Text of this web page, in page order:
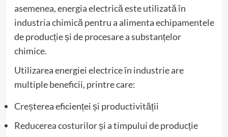
asemenea, energia electrică este utilizată în
industria chimică pentru a alimenta echipamentele
de producție și de procesare a substanțelor
chimice.
Utilizarea energiei electrice în industrie are
multiple beneficii, printre care:
Creșterea eficienței și productivității
Reducerea costurilor și a timpului de producție